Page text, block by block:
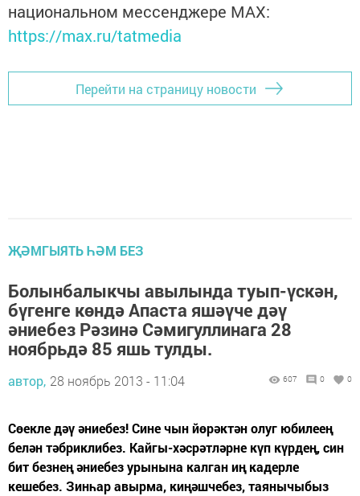
национальном мессенджере MАХ:
https://max.ru/tatmedia
Перейти на страницу новости
ҖӘМГЫЯТЬ ҺӘМ БЕЗ
Болынбалыкчы авылында туып-үскән,
бүгенге көндә Апаста яшәүче дәү
әниебез Рәзинә Сәмигуллинага 28
ноябрьдә 85 яшь тулды.
автор, 28 ноябрь 2013 - 11:04 607 0 0
Сөекле дәү әниебез! Сине чын йөрәктән олуг юбилеең
белән тәбриклибез. Кайгы-хәсрәтләрне күп күрдең, син
бит безнең әниебез урынына калган иң кадерле
кешебез. Зинһар авырма, киңәшчебез, таянычыбыз